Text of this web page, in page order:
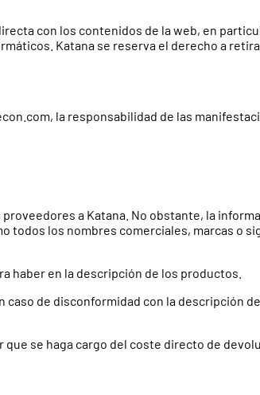
con los contenidos de la web, en
Katana se reserva el derecho a
la responsabilidad de las
a Katana. No obstante, la
todos los nombres comerciales, marcas o
haber en la descripción de los productos.
de disconformidad con la descripción
se haga cargo del coste directo de